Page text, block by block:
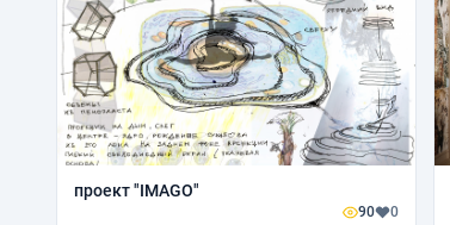
проект "IMAGO"
90 0